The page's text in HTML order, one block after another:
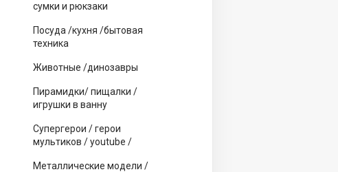
сумки и рюкзаки
Посуда /кухня /бытовая
техника
Животные /динозавры
Пирамидки/ пищалки /
игрушки в ванну
Супергерои / герои
мультиков / youtube /
Металлические модели /